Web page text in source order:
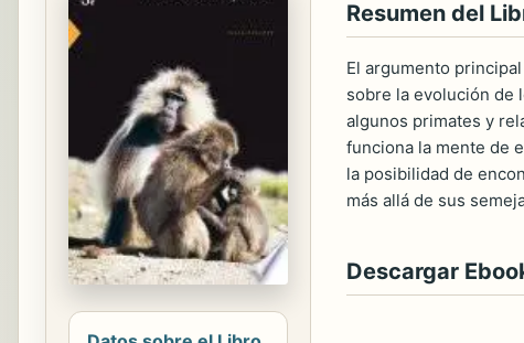
Resumen del
El argumento
sobre la evolución de
algunos primates y
funciona la mente de
la posibilidad de
más allá de sus
Descargar